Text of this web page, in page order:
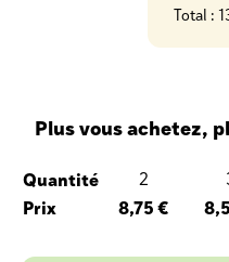
Total :
Plus vous achetez,
Quantité 2
Prix 8,75 €